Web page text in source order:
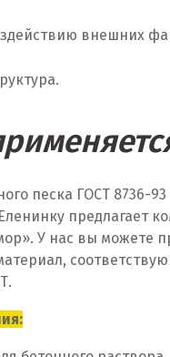
внешних
песка ГОСТ 8736-93
предлагает
У нас вы можете